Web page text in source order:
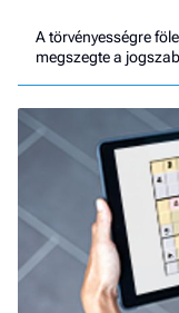
A törvényességre
megszegte a